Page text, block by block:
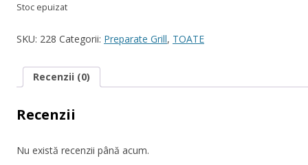
Stoc epuizat
SKU: 228 Categorii: Preparate Grill, TOATE
Recenzii (0)
Recenzii
Nu există recenzii până acum.